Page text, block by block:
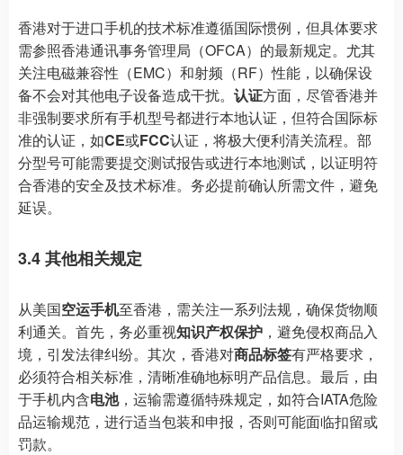
香港对于进口手机的技术标准遵循国际惯例，但具体要求
需参照香港通讯事务管理局（OFCA）的最新规定。尤其
关注电磁兼容性（EMC）和射频（RF）性能，以确保设
备不会对其他电子设备造成干扰。 认证方面，尽管香港并
非强制要求所有手机型号都进行本地认证，但符合国际标
准的认证，如CE或FCC认证，将极大便利清关流程。部
分型号可能需要提交测试报告或进行本地测试，以证明符
合香港的安全及技术标准。务必提前确认所需文件，避免
延误。
3.4 其他相关规定
从美国空运手机至香港，需关注一系列法规，确保货物顺
利通关。首先，务必重视知识产权保护 ，避免侵权商品入
境，引发法律纠纷。其次，香港对商品标签有严格要求，
必须符合相关标准，清晰准确地标明产品信息。最后，由
于手机内含电池，运输需遵循特殊规定，如符合IATA危险
品运输规范，进行适当包装和申报，否则可能面临扣留或
罚款。